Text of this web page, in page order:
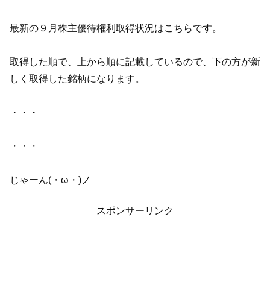
最新の９月株主優待権利取得状況はこちらです。
取得した順で、上から順に記載しているので、下の方が新
しく取得した銘柄になります。
・・・
・・・
じゃーん(・ω・)ノ
スポンサーリンク